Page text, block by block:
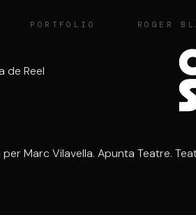
PORTFOLIO ROGER
de Reel
Marc Vilavella. Apunta Teatre.